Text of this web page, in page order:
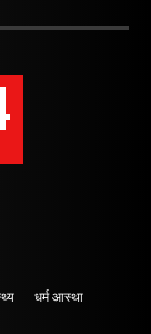
धर्म आस्था